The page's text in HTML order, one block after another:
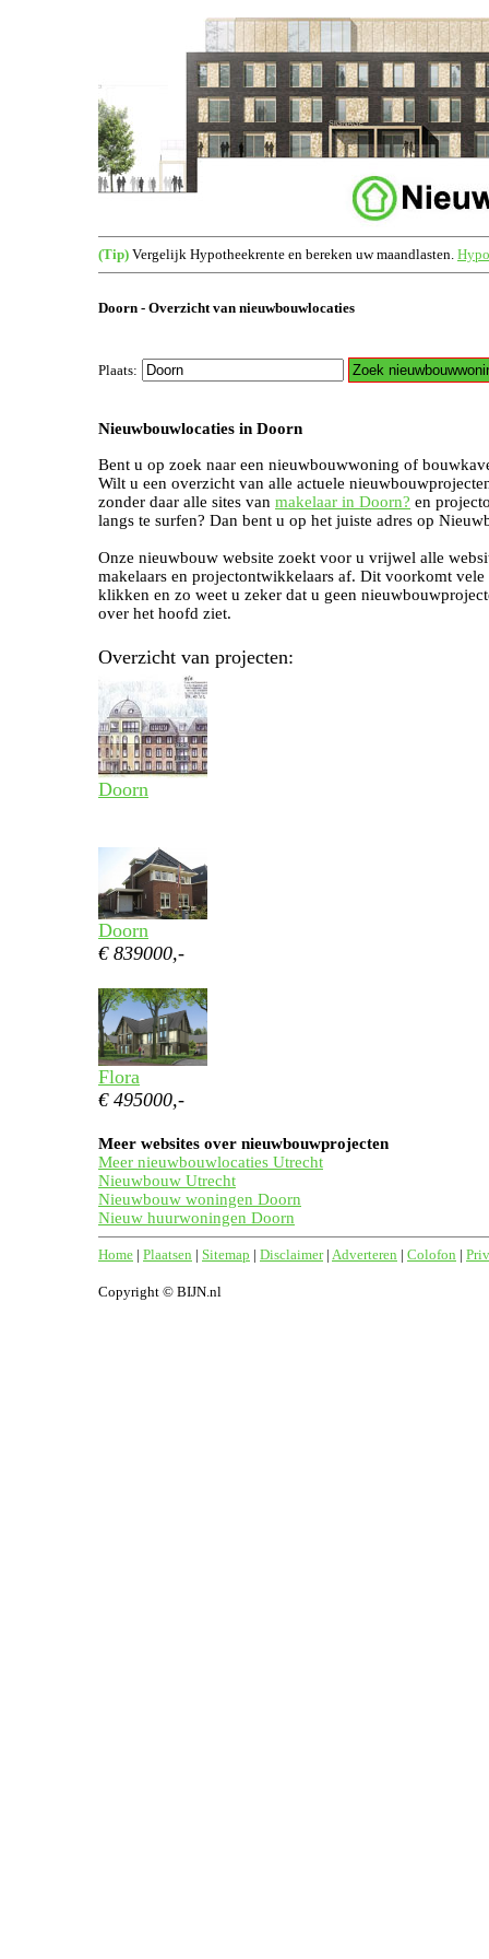
(Tip) Vergelijk Hypotheekrente en bereken uw maandlasten.
Doorn - Overzicht van nieuwbouwlocaties
Plaats:
Nieuwbouwlocaties in Doorn
Bent u op zoek naar een nieuwbouwwoning of
Wilt u een overzicht van alle actuele
zonder daar alle sites van makelaar in Doorn? en
langs te surfen? Dan bent u op het juiste adres op
Onze nieuwbouw website zoekt voor u vrijwel alle
makelaars en projectontwikkelaars af. Dit voorkomt vele
klikken en zo weet u zeker dat u geen
over het hoofd ziet.
Overzicht van projecten:
Doorn
Doorn
€ 839000,-
Flora
€ 495000,-
Meer websites over nieuwbouwprojecten
Meer nieuwbouwlocaties Utrecht
Nieuwbouw Utrecht
Nieuwbouw woningen Doorn
Nieuw huurwoningen Doorn
Home | Plaatsen | Sitemap | Disclaimer| Adverteren | Colofon |
Copyright © BIJN.nl